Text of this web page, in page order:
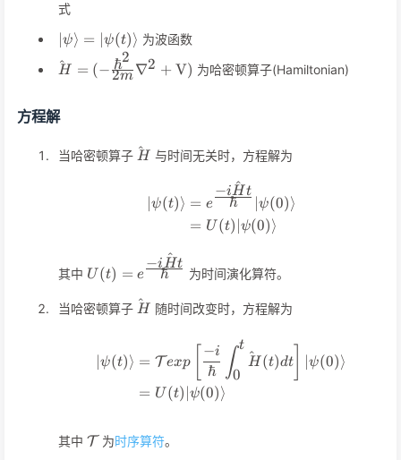
式
\vert\psi\rangle=\vert\psi(t)\rangle
ψ⟩ = ψ(t)⟩ 为波函数
\hat{H}=(-\frac{\hbar^2}
{2m}\nabla^2+\mathrm{V})
H
^ = (−2m
ℏ2
∇2 + V) 为哈密顿算子(Hamiltonian)
方程解
当哈密顿算子 \hat{H}
H
^ 与时间无关时，方程解为
\begin{align*}
∣ψ(t)⟩ = e ℏ
−iH
^ t
∣ψ(0)⟩
= U (t) ψ(0)⟩
其中 U(t)=e^{\frac{-
i\hat{H}t}
{\hbar}}
U (t) = e ℏ
−iH
^ t
为时间演化算符。
当哈密顿算子 \hat{H}
H
^ 随时间改变时，方程解为
\begin{align*}
∣ψ(t)⟩ = T exp
ℏ
−i ∫0
t
H
^ (t)dt ∣ψ(0)⟩
= U (t) ψ(0)⟩
其中 \mathcal{T}
T 为时序算符。